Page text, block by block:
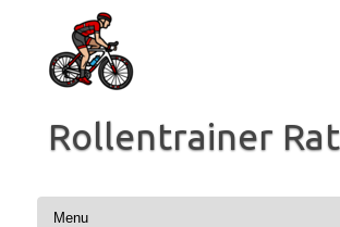
springen
Rollentrainer